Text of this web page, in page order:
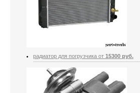
радиатор для погрузчика от 15300 руб.